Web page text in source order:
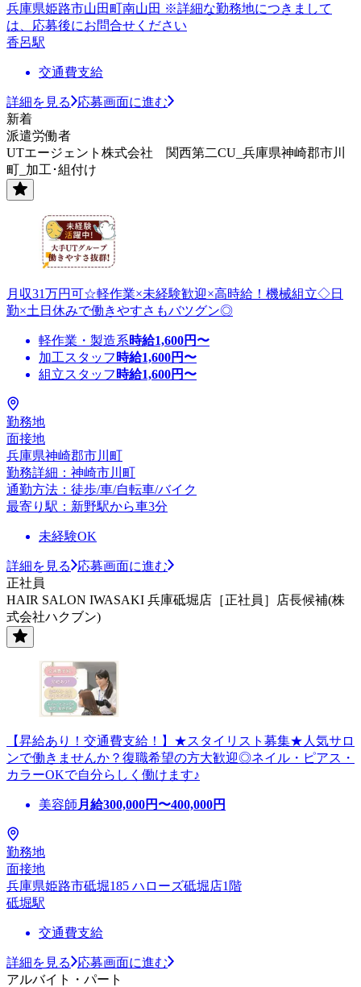
兵庫県姫路市山田町南山田 ※詳細な勤務地につきまして
は、応募後にお問合せください
香呂駅
交通費支給
詳細を見る
応募画面に進む
新着
派遣労働者
UTエージェント株式会社 関西第二CU_兵庫県神崎郡市川
町_加工･組付け
月収31万円可☆軽作業×未経験歓迎×高時給！機械組立◇日
勤×土日休みで働きやすさもバツグン◎
軽作業・製造系時給1,600円〜
加工スタッフ 時給1,600円〜
組立スタッフ 時給1,600円〜
勤務地
面接地
兵庫県神崎郡市川町
勤務詳細：神崎市川町
通勤方法：徒歩/車/自転車/バイク
最寄り駅：新野駅から車3分
未経験OK
詳細を見る
応募画面に進む
正社員
HAIR SALON IWASAKI 兵庫砥堀店［正社員］店長候補(株
式会社ハクブン)
【昇給あり！交通費支給！】★スタイリスト募集★人気サロ
ンで働きませんか？復職希望の方大歓迎◎ネイル・ピアス・
カラーOKで自分らしく働けます♪
美容師 月給300,000円〜400,000円
勤務地
面接地
兵庫県姫路市砥堀185 ハローズ砥堀店1階
砥堀駅
交通費支給
詳細を見る
応募画面に進む
アルバイト・パート